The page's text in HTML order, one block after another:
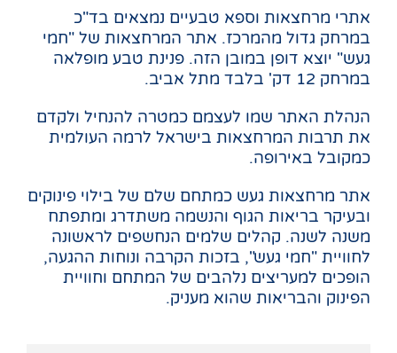
אתרי מרחצאות וספא טבעיים נמצאים בד"כ
במרחק גדול מהמרכז. אתר המרחצאות של "חמי
געש" יוצא דופן במובן הזה. פנינת טבע מופלאה
במרחק 12 דק' בלבד מתל אביב.
הנהלת האתר שמו לעצמם כמטרה להנחיל ולקדם
את תרבות המרחצאות בישראל לרמה העולמית
כמקובל באירופה.
אתר מרחצאות געש כמתחם שלם של בילוי פינוקים
ובעיקר בריאות הגוף והנשמה משתדרג ומתפתח
משנה לשנה. קהלים שלמים הנחשפים לראשונה
לחוויית "חמי געש", בזכות הקרבה ונוחות ההגעה,
הופכים למעריצים נלהבים של המתחם וחוויית
הפינוק והבריאות שהוא מעניק.